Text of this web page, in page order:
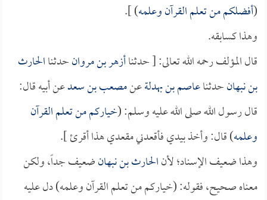
(أفضلكم من تعلم القرآن وعلمه) ].
وهذا كسابقه.
قال المؤلف رحمه الله تعالى: [ حدثناأزهر بن مروانحدثناالحارث
بن نبهانحدثناعاصم بن بهدلةعنمصعب بن سعدعن أبيه قال:
قال رسول الله صلى الله عليه وسلم: (خياركم من تعلم القرآن
وعلمه) قال: وأخذ بيدي فأقعدني مقعدي هذا أقرئ ].
وهذا ضعيف الإسناد؛ لأنالحارث بن نبهانضعيف جداً، ولكن
معناه صحيح، فقوله: (خياركم من تعلم القرآن وعلمه) دل عليه